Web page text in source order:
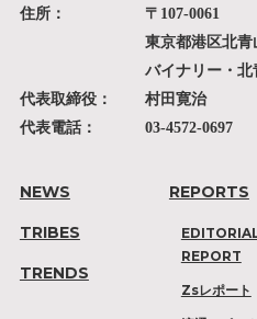
住所：
〒107-0061
東京都港区北青
バイナリー・北
代表取締役：
村田寛治
代表電話：
03-4572-0697
NEWS
TRIBES
TRENDS
REPORTS
REPORT
Zsレポート